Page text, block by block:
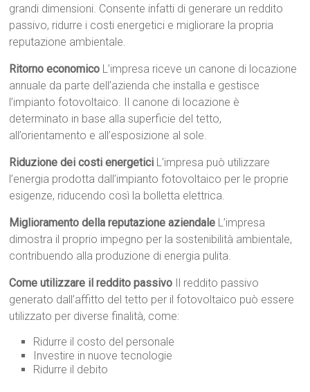
grandi dimensioni. Consente infatti di generare un reddito
passivo, ridurre i costi energetici e migliorare la propria
reputazione ambientale.
Ritorno economico L’impresa riceve un canone di locazione
annuale da parte dell’azienda che installa e gestisce
l’impianto fotovoltaico. Il canone di locazione è
determinato in base alla superficie del tetto,
all’orientamento e all’esposizione al sole.
Riduzione dei costi energetici L’impresa può utilizzare
l’energia prodotta dall’impianto fotovoltaico per le proprie
esigenze, riducendo così la bolletta elettrica.
Miglioramento della reputazione aziendale L’impresa
dimostra il proprio impegno per la sostenibilità ambientale,
contribuendo alla produzione di energia pulita.
Come utilizzare il reddito passivo Il reddito passivo
generato dall’affitto del tetto per il fotovoltaico può essere
utilizzato per diverse finalità, come:
Ridurre il costo del personale
Investire in nuove tecnologie
Ridurre il debito